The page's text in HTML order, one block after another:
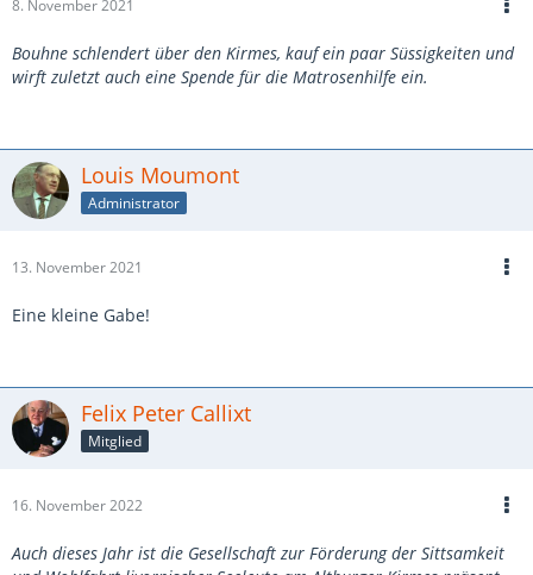
8. November 2021
Bouhne schlendert über den Kirmes, kauf ein paar Süssigkeiten und
wirft zuletzt auch eine Spende für die Matrosenhilfe ein.
Louis Moumont
Administrator
13. November 2021
Eine kleine Gabe!
Felix Peter Callixt
Mitglied
16. November 2022
Auch dieses Jahr ist die Gesellschaft zur Förderung der Sittsamkeit